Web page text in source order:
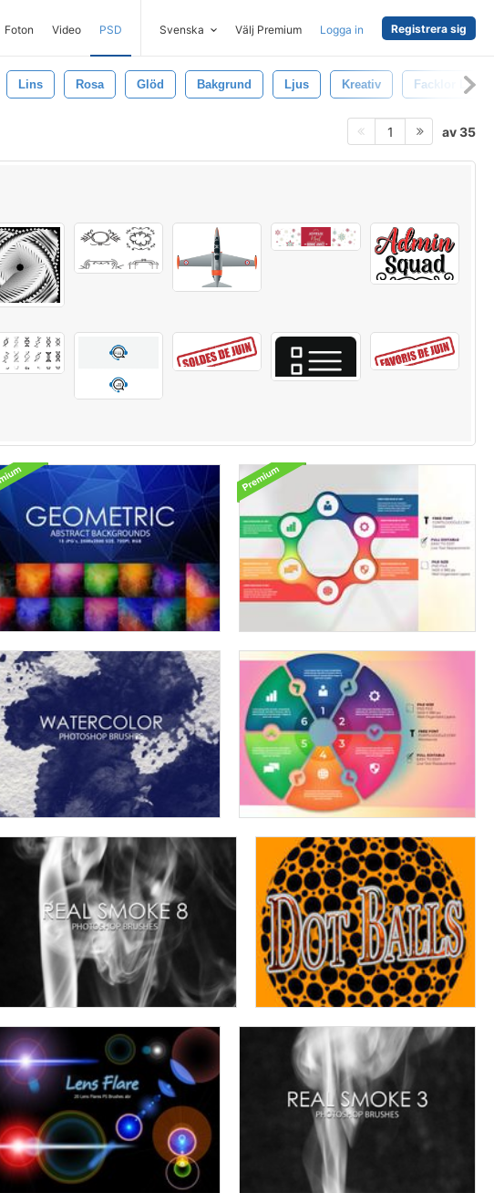
Foton Video PSD Svenska Välj Premium Logga in Registrera sig
Lins Rosa Glöd Bakgrund Ljus Kreativ Facklor Lins
1 av 35